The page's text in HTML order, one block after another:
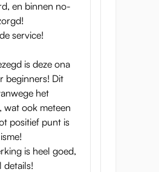
diepte in duikt!
de meest luxueuze
fantasieën met de
prachtig gemaakte
om al je verlangens
lichtgewicht metalen
kracht en flexibiliteit,
denkbare positie
jezelf vanavond creatief
en binnen no-
service!
is deze ona
beginners! Dit
het
wat ook meteen
positief punt is
is heel goed,
details!